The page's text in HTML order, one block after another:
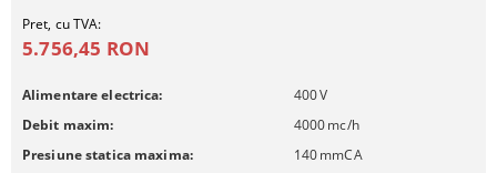
Pret, cu TVA:
5.756,45 RON
Alimentare electrica: 400V
Debit maxim:
4000mc/h
Presiune statica maxima:
140mmCA